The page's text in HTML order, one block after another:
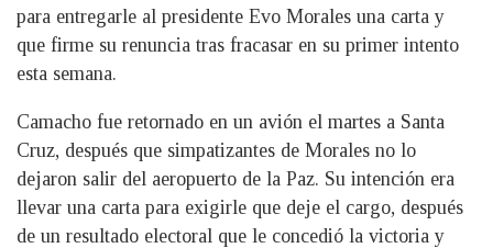
para entregarle al presidente Evo Morales una carta y
que firme su renuncia tras fracasar en su primer intento
esta semana.
Camacho fue retornado en un avión el martes a Santa
Cruz, después que simpatizantes de Morales no lo
dejaron salir del aeropuerto de la Paz. Su intención era
llevar una carta para exigirle que deje el cargo, después
de un resultado electoral que le concedió la victoria y